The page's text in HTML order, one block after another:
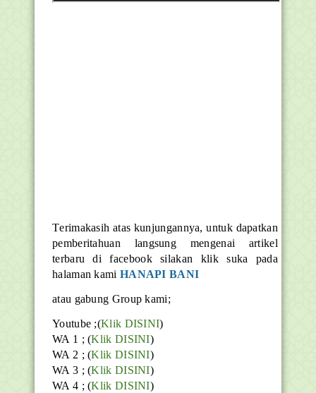
Terimakasih atas kunjungannya, untuk dapatkan
pemberitahuan langsung mengenai artikel
terbaru di facebook silakan klik suka pada
halaman kami HANAPI BANI
atau gabung Group kami;
Youtube ;(Klik DISINI)
WA 1 ; (Klik DISINI)
WA 2 ; (Klik DISINI)
WA 3 ; (Klik DISINI)
WA 4 ; (Klik DISINI)